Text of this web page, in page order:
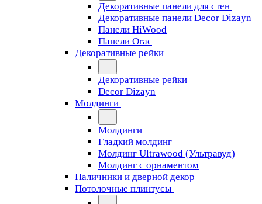
Декоративные панели для стен
Декоративные панели Decor Dizayn
Панели HiWood
Панели Orac
Декоративные рейки
Декоративные рейки
Decor Dizayn
Молдинги
Молдинги
Гладкий молдинг
Молдинг Ultrawood (Ультравуд)
Молдинг с орнаментом
Наличники и дверной декор
Потолочные плинтусы